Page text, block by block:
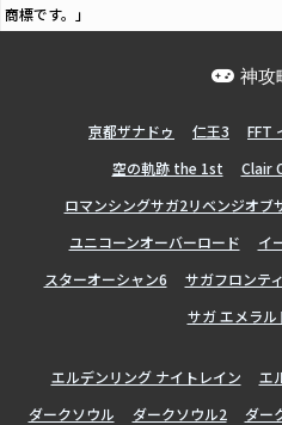
商標です。」
神攻
亰都ザナドゥ 仁王3
FFT
空の軌跡 the 1st
Clair
ロマンシングサガ2リベンジオブ
ユニコーンオーバーロード
イ
スターオーシャン6
サガフロンテ
サガ エメラル
エルデンリング ナイトレイン エ
ダークソウル
ダークソウル2 ダー